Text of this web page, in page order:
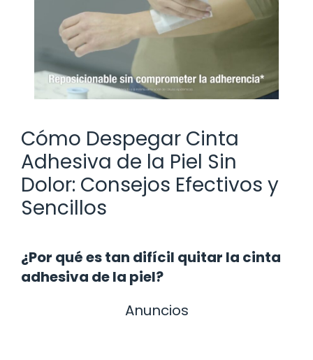
Cómo Despegar Cinta
Adhesiva de la Piel Sin
Dolor: Consejos Efectivos y
Sencillos
¿Por qué es tan difícil quitar la cinta
adhesiva de la piel?
Anuncios